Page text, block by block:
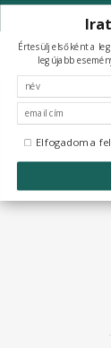
Skip
to
content
Értesülj elsőként a
legújabb
Elfogadom a